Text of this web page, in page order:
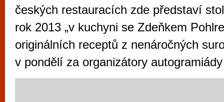
českých restauracích zde představí
rok 2013 „v kuchyni se Zdeňkem
originálních receptů z nenáročných
v pondělí za organizátory
vyzkoušet různé kasinové hry. V
metropoli naleznete širokou nabídku her
po moderní automaty jak pro pravidelné
příležitostné hráče. V...